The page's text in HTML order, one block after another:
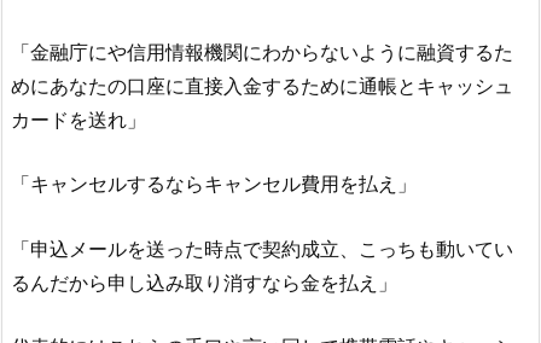
「金融庁にや信用情報機関にわからないように融資するた
めにあなたの口座に直接入金するために通帳とキャッシュ
カードを送れ」
「キャンセルするならキャンセル費用を払え」
「申込メールを送った時点で契約成立、こっちも動いてい
るんだから申し込み取り消すなら金を払え」